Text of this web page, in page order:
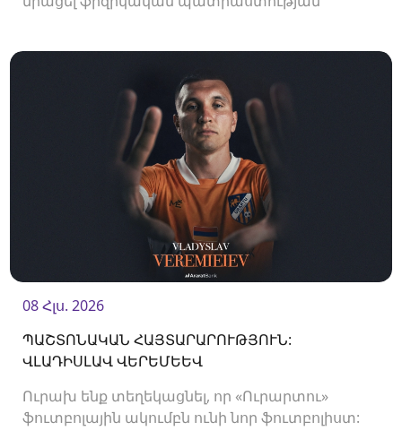
08 Հլս. 2026
ՊԱՇՏՈՆԱԿԱՆ ՀԱՅՏԱՐԱՐՈՒԹՅՈՒՆ:
ՎԼԱԴԻՍԼԱՎ ՎԵՐԵՄԵԵՎ
Ուրախ ենք տեղեկացնել, որ «Ուրարտու»
ֆուտբոլային ակումբն ունի նոր ֆուտբոլիստ: